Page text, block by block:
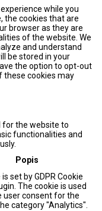
while you
the cookies that are
browser as they are
of the website. We
and understand
be stored in your
the option to opt-out
these cookies may
for the website to
functionalities and
Popis
set by GDPR Cookie
The cookie is used
user consent for the
category "Analytics".